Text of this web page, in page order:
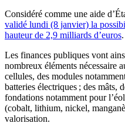
Considéré comme une aide
validé lundi (8 janvier) la
hauteur de 2,9 milliards d’euros.
Les finances publiques vont
nombreux éléments nécessaire
cellules, des modules
batteries électriques ; des mâts,
fondations notamment pour
(cobalt, lithium, nickel,
valorisation.